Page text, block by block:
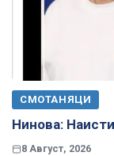
СМОТАНЯЦИ
Нинова:
8 Август, 2026